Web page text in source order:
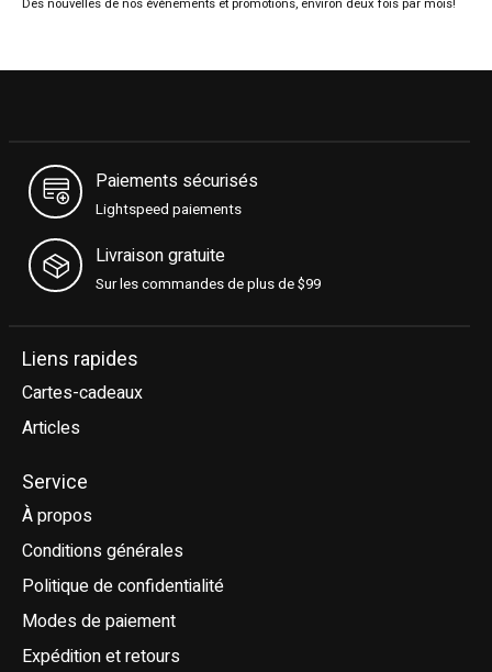
Paiements sécurisés
Lightspeed paiements
Livraison gratuite
Sur les commandes de plus de $99
Liens rapides
Cartes-cadeaux
Articles
Service
À propos
Conditions générales
Politique de confidentialité
Modes de paiement
Expédition et retours